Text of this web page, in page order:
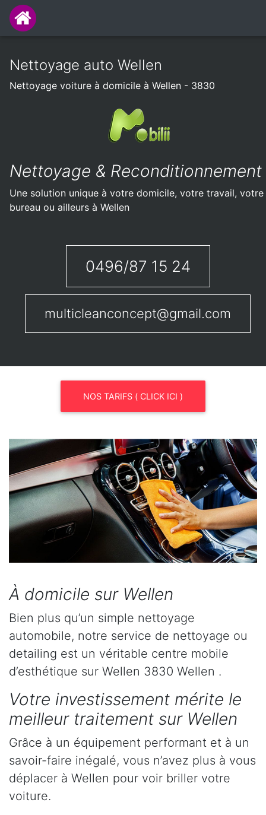
Nettoyage auto Wellen
Nettoyage voiture à domicile à Wellen - 3830
Nettoyage & Reconditionnement
Une solution unique à votre domicile, votre travail, votre
bureau ou ailleurs à Wellen
0496/87 15 24
multicleanconcept@gmail.com
NOS TARIFS ( CLICK ICI )
À domicile sur Wellen
Bien plus qu’un simple nettoyage
automobile, notre service de nettoyage ou
detailing est un véritable centre mobile
d’esthétique sur Wellen 3830 Wellen .
Votre investissement mérite le
meilleur traitement sur Wellen
Grâce à un équipement performant et à un
savoir-faire inégalé, vous n’avez plus à vous
déplacer à Wellen pour voir briller votre
voiture.